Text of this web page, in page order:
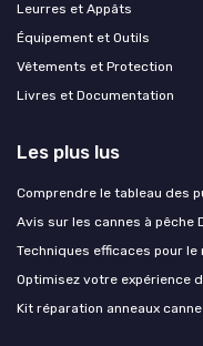
Leurres et Appâts
Équipement et Outils
Vêtements et Protection
Livres et Documentation
Les plus lus
Comprendre le tableau des
Avis sur les cannes à pêche
Techniques efficaces pour
Optimisez votre expérience
Kit réparation anneaux